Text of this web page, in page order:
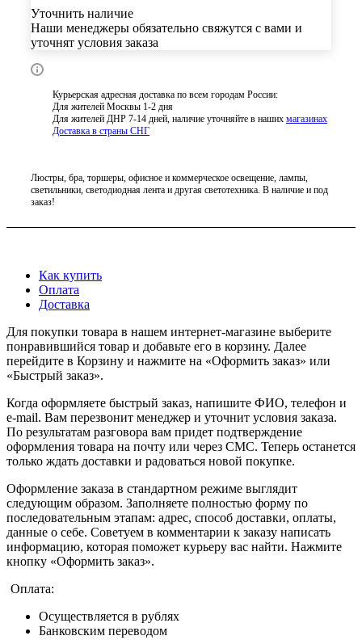
Уточнить наличие
Наши менеджеры обязательно свяжутся с вами и
уточнят условия заказа
Курьерская адресная доставка по всем городам России:
Для жителей Москвы 1-2 дня
Для жителей ДНР 7-14 дней, наличие уточняйте в наших магазинах
Доставка в страны СНГ
Люстры, бра, торшеры, офисное и коммерческое освещение, лампы,
светильники, светодиодная лента и другая светотехника. В наличие и под
заказ!
Как купить
Оплата
Доставка
Для покупки товара в нашем интернет-магазине выберите
понравившийся товар и добавьте его в корзину. Далее
перейдите в Корзину и нажмите на «Оформить заказ» или
«Быстрый заказ».
Когда оформляете быстрый заказ, напишите ФИО, телефон и
e-mail. Вам перезвонит менеджер и уточнит условия заказа.
По результатам разговора вам придет подтверждение
оформления товара на почту или через СМС. Теперь останется
только ждать доставки и радоваться новой покупке.
Оформление заказа в стандартном режиме выглядит
следующим образом. Заполняете полностью форму по
последовательным этапам: адрес, способ доставки, оплаты,
данные о себе. Советуем в комментарии к заказу написать
информацию, которая поможет курьеру вас найти. Нажмите
кнопку «Оформить заказ».
Оплата:
Осуществляется в рублях
Банковским переводом